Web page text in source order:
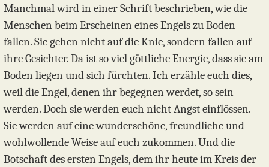
Manchmal wird in einer Schrift beschrieben, wie die
Menschen beim Erscheinen eines Engels zu Boden
fallen. Sie gehen nicht auf die Knie, sondern fallen auf
ihre Gesichter. Da ist so viel göttliche Energie, dass sie am
Boden liegen und sich fürchten. Ich erzähle euch dies,
weil die Engel, denen ihr begegnen werdet, so sein
werden. Doch sie werden euch nicht Angst einflössen.
Sie werden auf eine wunderschöne, freundliche und
wohlwollende Weise auf euch zukommen. Und die
Botschaft des ersten Engels, dem ihr heute im Kreis der